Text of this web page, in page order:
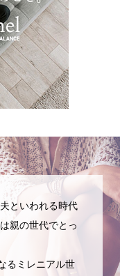
といわれる時代
親の世代でとっ
るミレニアル世